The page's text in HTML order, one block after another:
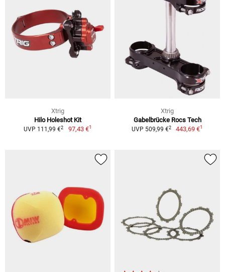
Xtrig
Hilo Holeshot Kit
UVP 111,99 €2 97,43 €1
Xtrig
Gabelbrücke Rocs Tech
UVP 509,99 €2 443,69 €1